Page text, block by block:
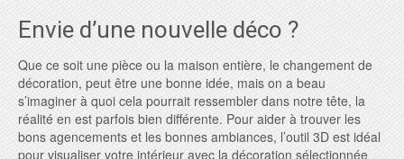
Envie d’une nouvelle déco ?
Que ce soit une pièce ou la maison entière, le changement de
décoration, peut être une bonne idée, mais on a beau
s’imaginer à quoi cela pourrait ressembler dans notre tête, la
réalité en est parfois bien différente. Pour aider à trouver les
bons agencements et les bonnes ambiances, l’outil 3D est idéal
pour visualiser votre intérieur avec la décoration sélectionnée